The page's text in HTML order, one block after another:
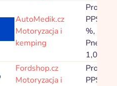
AutoMedik.cz
Motoryzacja i
kemping
Prowizja
PPS
%,
1,00 %
Fordshop.cz
Motoryzacja i
Prowizja
PPS